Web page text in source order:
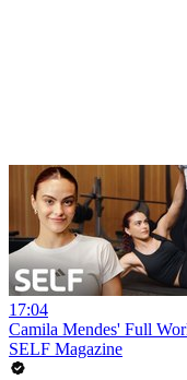
17:04
Camila Mendes' Full
SELF Magazine